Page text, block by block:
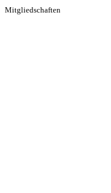
Mitgliedschaften